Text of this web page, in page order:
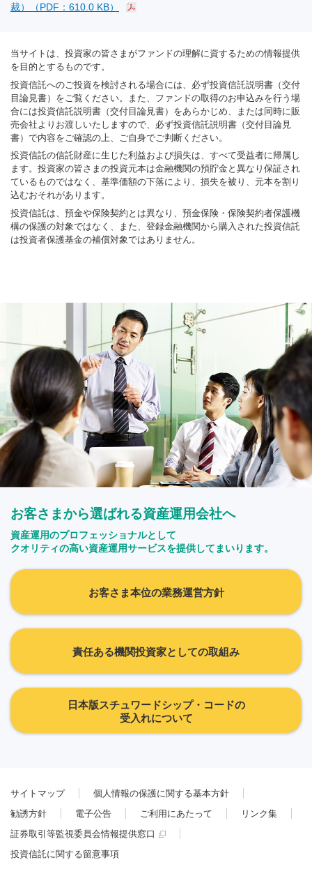
裁）（PDF：610.0 KB）
当サイトは、投資家の皆さまがファンドの理解に資するための情報提供
を目的とするものです。
投資信託へのご投資を検討される場合には、必ず投資信託説明書（交付
目論見書）をご覧ください。また、ファンドの取得のお申込みを行う場
合には投資信託説明書（交付目論見書）をあらかじめ、または同時に販
売会社よりお渡しいたしますので、必ず投資信託説明書（交付目論見
書）で内容をご確認の上、ご自身でご判断ください。
投資信託の信託財産に生じた利益および損失は、すべて受益者に帰属し
ます。投資家の皆さまの投資元本は金融機関の預貯金と異なり保証され
ているものではなく、基準価額の下落により、損失を被り、元本を割り
込むおそれがあります。
投資信託は、預金や保険契約とは異なり、預金保険・保険契約者保護機
構の保護の対象ではなく、また、登録金融機関から購入された投資信託
は投資者保護基金の補償対象ではありません。
お客さまから選ばれる資産運用会社へ
資産運用のプロフェッショナルとして
クオリティの高い資産運用サービスを提供してまいります。
お客さま本位の業務運営方針
責任ある機関投資家としての取組み
日本版スチュワードシップ・コードの
受入れについて
サイトマップ
個人情報の保護に関する基本方針
勧誘方針
電子公告 ご利用にあたって
リンク集
証券取引等監視委員会情報提供窓口
投資信託に関する留意事項